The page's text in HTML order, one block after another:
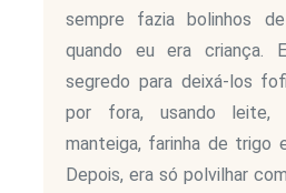
sempre fazia bolinhos
quando eu era criança.
segredo para deixá-los
por fora, usando leite,
manteiga, farinha de trigo
Depois, era só polvilhar